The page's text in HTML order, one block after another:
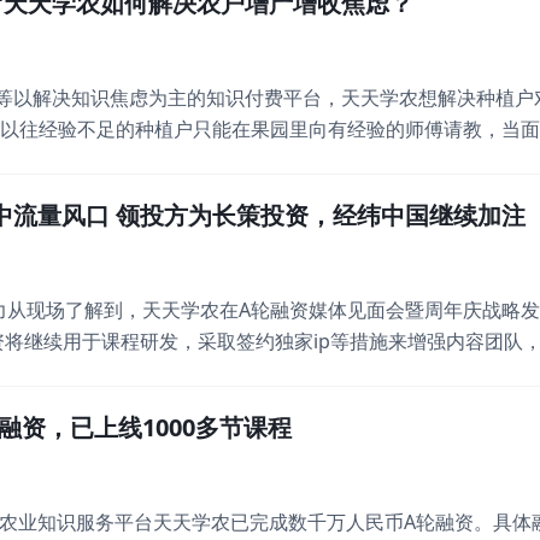
知
以解决知识焦虑为主的知识付费平台，天天学农想解决种植
往经验不足的种植户只能在果园里向有经验的师傅请教，
个事
流量风口 领投方为长策投资，经纬中国继续加注
现场了解到，天天学农在A轮融资媒体见面会暨周年庆战略
继续用于课程研发，采取签约独家ip等措施来增强内容团
资，已上线1000多节课程
业知识服务平台天天学农已完成数千万人民币A轮融资。具